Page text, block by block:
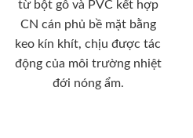
từ bột gỗ và PVC kết hợp
CN cán phủ bề mặt bằng
keo kín khít, chịu được tác
động của môi trường nhiệt
đới nóng ẩm.